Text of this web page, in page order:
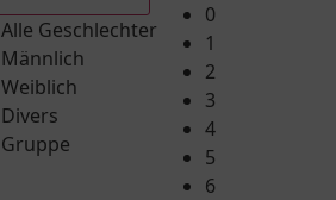
Alle Geschlechter
Männlich
Weiblich
Divers
Gruppe
0
1
2
3
4
5
6